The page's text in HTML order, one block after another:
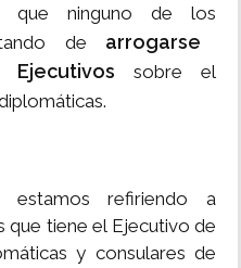
que ninguno de los
de arrogarse
Ejecutivos sobre el
refiriendo a
que tiene el Ejecutivo de
y consulares de